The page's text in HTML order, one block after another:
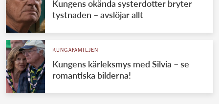
Kungens okända systerdotter bryter
tystnaden – avslöjar allt
KUNGAFAMILJEN
Kungens kärleksmys med Silvia – se
romantiska bilderna!